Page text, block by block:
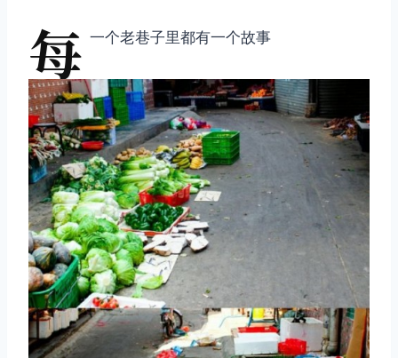
每 一个老巷子里都有一个故事